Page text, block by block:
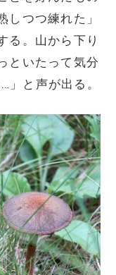
しつつ練れた」
る。山から下り
といたって気分
と声が出る。